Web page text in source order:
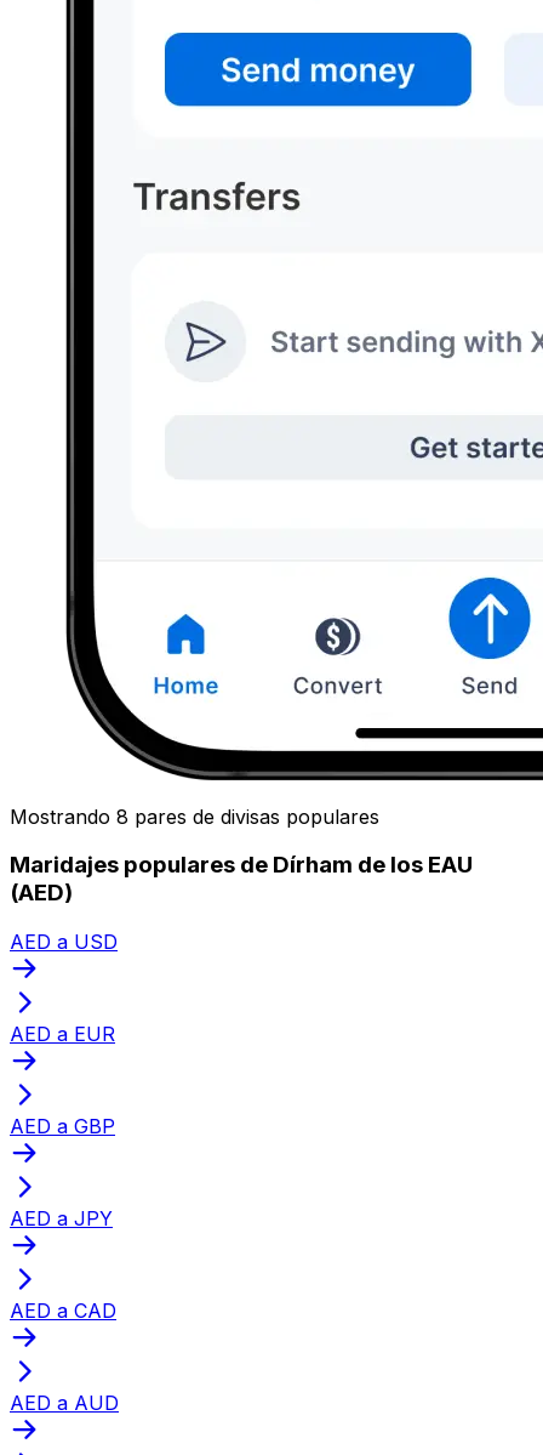
Mostrando 8 pares de divisas populares
Maridajes populares de Dírham de los EAU
(AED)
AED a USD
AED a EUR
AED a GBP
AED a JPY
AED a CAD
AED a AUD